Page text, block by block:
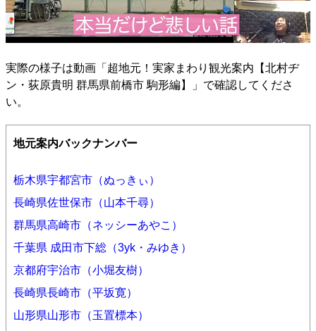
実際の様子は動画「 超地元！実家まわり観光案内【北村ヂ
ン・荻原貴明 群馬県前橋市 駒形編】
」で確認してくださ
い。
地元案内バックナンバー
栃木県宇都宮市（ぬっきぃ）
長崎県佐世保市（山本千尋）
群馬県高崎市（ネッシーあやこ）
千葉県 成田市下総（3yk・みゆき）
京都府宇治市（小堀友樹）
長崎県長崎市（平坂寛）
山形県山形市（玉置標本）